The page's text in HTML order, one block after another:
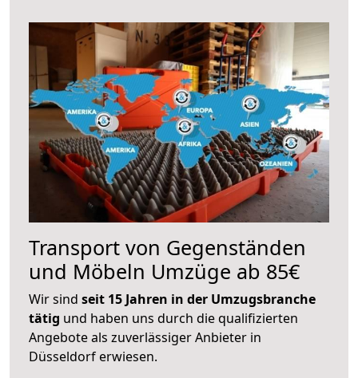
Transport von Gegenständen
und Möbeln Umzüge ab 85€
Wir sind seit 15 Jahren in der Umzugsbranche
tätig und haben uns durch die qualifizierten
Angebote als zuverlässiger Anbieter in
Düsseldorf erwiesen.